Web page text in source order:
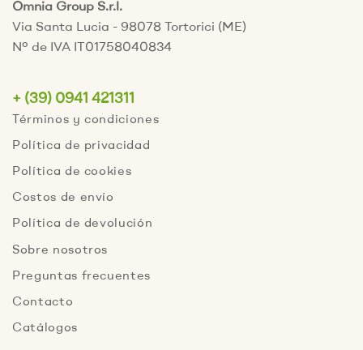
Omnia Group S.r.l.
Via Santa Lucia - 98078 Tortorici (ME)
Nº de IVA IT01758040834
+ (39) 0941 421311
Términos y condiciones
Política de privacidad
Política de cookies
Costos de envío
Política de devolución
Sobre nosotros
Preguntas frecuentes
Contacto
Catálogos